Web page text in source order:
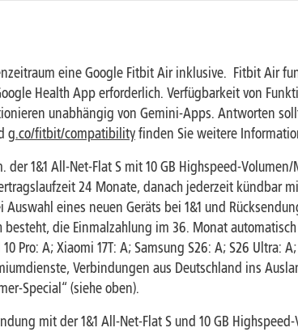
eine Google Fitbit Air inklusive. Fitbit Air
Health App erforderlich. Verfügbarkeit von
unabhängig von Gemini-Apps. Antworten
g.co/fitbit/compatibilityfinden Sie weitere
der 1&1 All-Net-Flat S mit 10 GB Highspeed-
24 Monate, danach jederzeit kündbar
eines neuen Geräts bei 1&1 und
die Einmalzahlung im 36. Monat
Pro: A; Xiaomi 17T: A; Samsung S26: A; S26 Ultra:
Verbindungen aus Deutschland ins
Special“ (siehe oben).
mit der 1&1 All-Net-Flat S und 10 GB